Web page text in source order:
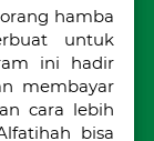
hamba
untuk
ini hadir
membayar
cara lebih
bisa